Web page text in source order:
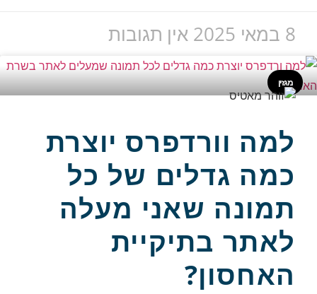
8 במאי 2025 אין תגובות
מגזין
למה וורדפרס יוצרת
כמה גדלים של כל
תמונה שאני מעלה
לאתר בתיקיית
האחסון?